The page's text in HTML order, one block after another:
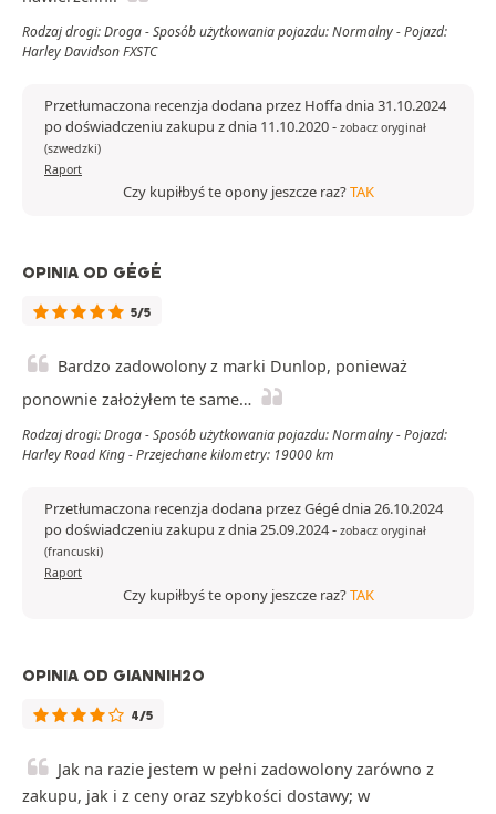
Rodzaj drogi: Droga - Sposób użytkowania pojazdu: Normalny - Pojazd:
Harley Davidson FXSTC
Przetłumaczona recenzja dodana przez Hoffa dnia 31.10.2024
po doświadczeniu zakupu z dnia 11.10.2020- zobacz oryginał
(szwedzki)
Raport
Czy kupiłbyś te opony jeszcze raz?TAK
OPINIA OD GÉGÉ
5/5
Bardzo zadowolony z marki Dunlop, ponieważ
ponownie założyłem te same…
Rodzaj drogi: Droga - Sposób użytkowania pojazdu: Normalny - Pojazd:
Harley Road King - Przejechane kilometry: 19000 km
Przetłumaczona recenzja dodana przez Gégé dnia 26.10.2024
po doświadczeniu zakupu z dnia 25.09.2024- zobacz oryginał
(francuski)
Raport
Czy kupiłbyś te opony jeszcze raz?TAK
OPINIA OD GIANNIH2O
4/5
Jak na razie jestem w pełni zadowolony zarówno z
zakupu, jak i z ceny oraz szybkości dostawy; w